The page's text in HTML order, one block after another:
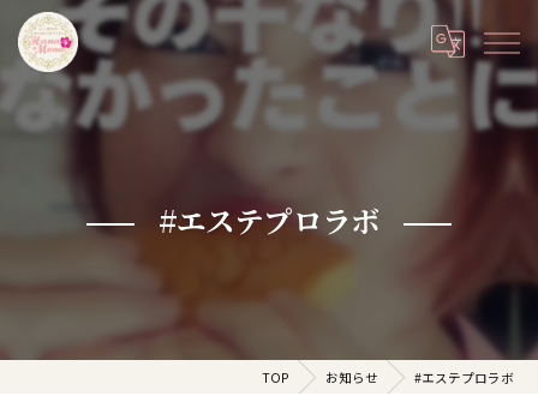
#エステプロラボ
TOP お知らせ #エステプロラボ